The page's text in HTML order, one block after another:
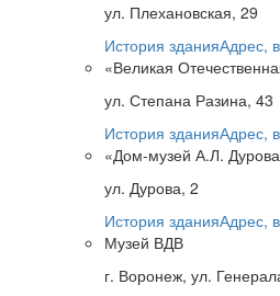
ул. Плехановская, 29
История зданияАдрес,
«Великая
ул. Степана Разина, 43
История зданияАдрес,
«Дом-музей А.Л.
ул. Дурова, 2
История зданияАдрес,
Музей ВДВ
г. Воронеж, ул.